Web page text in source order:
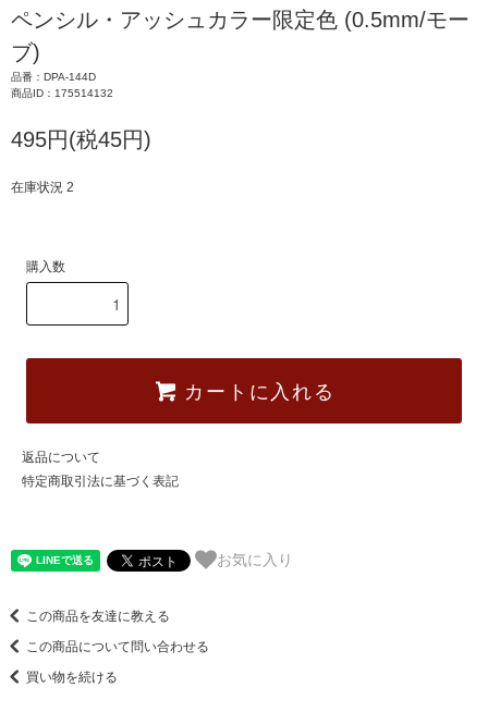
ペンシル・アッシュカラー限定色 (0.5mm/モー
ブ)
品番：DPA-144D
商品ID：175514132
495円(税45円)
在庫状況 2
購入数
カートに入れる
返品について
特定商取引法に基づく表記
お気に入り
この商品を友達に教える
この商品について問い合わせる
買い物を続ける